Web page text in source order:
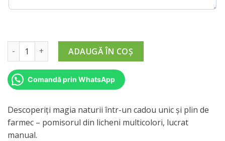
Cantitate Cadou Special - Pomisor din Licheni
ADAUGĂ ÎN COȘ
Comandă prin WhatsApp
Descoperiți magia naturii într-un cadou unic și plin de
farmec – pomisorul din licheni multicolori, lucrat
manual.